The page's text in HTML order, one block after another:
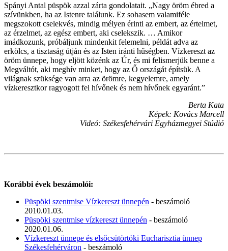
Spányi Antal püspök azzal zárta gondolatait. „Nagy öröm ébred a
szívünkben, ha az Istenre találunk. Ez sohasem valamiféle
megszokott cselekvés, mindig mélyen érinti az embert, az értelmet,
az érzelmet, az egész embert, aki cselekszik. … Amikor
imádkozunk, próbáljunk mindenkit felemelni, példát adva az
erkölcs, a tisztaság útján és az Isten iránti hűségben. Vízkereszt az
öröm ünnepe, hogy eljött közénk az Úr, és mi felismerjük benne a
Megváltót, aki meghív minket, hogy az Ő országát építsük. A
világnak szüksége van arra az örömre, kegyelemre, amely
vízkeresztkor ragyogott fel hívőnek és nem hívőnek egyaránt.”
Berta Kata
Képek: Kovács Marcell
Videó: Székesfehérvári Egyházmegyei Stúdió
Korábbi évek beszámolói:
Püspöki szentmise Vízkereszt ünnepén - beszámoló
2010.01.03.
Püspöki szentmise vízkereszt ünnepén - beszámoló
2020.01.06.
Vízkereszt ünnepe és elsőcsütörtöki Eucharisztia ünnep
Székesfehérváron - beszámoló